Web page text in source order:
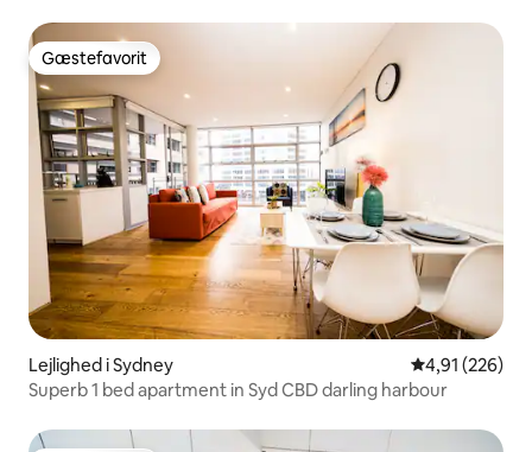
Gæstefavorit
Gæstefavorit
Lejlighed i Sydney 4,91 ud af 5 i
4,91 (226)
Superb 1 bed apartment in Syd CBD darling harbour